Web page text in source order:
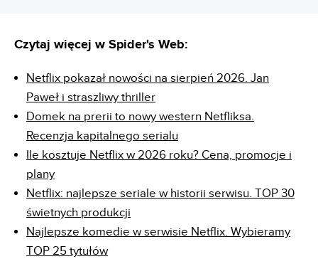
Czytaj więcej w Spider's Web:
Netflix pokazał nowości na sierpień 2026. Jan
Paweł i straszliwy thriller
Domek na prerii to nowy western Netfliksa.
Recenzja kapitalnego serialu
Ile kosztuje Netflix w 2026 roku? Cena, promocje i
plany
Netflix: najlepsze seriale w historii serwisu. TOP 30
świetnych produkcji
Najlepsze komedie w serwisie Netflix. Wybieramy
TOP 25 tytułów